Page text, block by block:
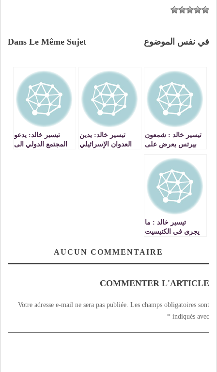
Dans Le Même Sujet في نفس الموضوع
تيسير خالد : شمعون
بيرتس يعرض على
دويلة معازل
تيسير خالد: يدين
العدوان الإسرائيلي
تيسير خالد: يدعو
المجتمع الدولي الى
تيسير خالد : ما
يجري في الكنيسيت
النوايا الاسرائيليةAUCUN COMMENTAIRE
COMMENTER L'ARTICLE
Votre adresse e-mail ne sera pas publiée. Les champs obligatoires sont
indiqués avec
*